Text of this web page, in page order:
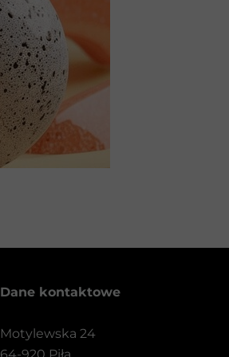
Dane kontaktowe
Motylewska 24